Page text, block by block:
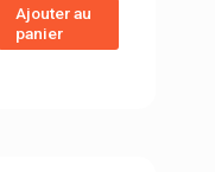
Ajouter au
panier